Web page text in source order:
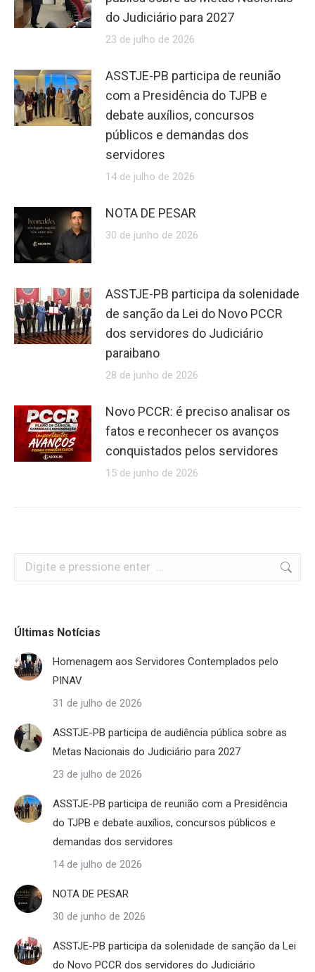
do Judiciário para 2027
23 de julho de 2026
ASSTJE-PB participa de reunião
com a Presidência do TJPB e
debate auxílios, concursos
públicos e demandas dos
servidores
14 de julho de 2026
NOTA DE PESAR
30 de junho de 2026
ASSTJE-PB participa da solenidade
de sanção da Lei do Novo PCCR
dos servidores do Judiciário
paraibano
28 de junho de 2026
Novo PCCR: é preciso analisar os
fatos e reconhecer os avanços
conquistados pelos servidores
15 de junho de 2026
Search:
Últimas Notícias
Homenagem aos Servidores Contemplados pelo
PINAV
31 de julho de 2026
ASSTJE-PB participa de audiência pública sobre as
Metas Nacionais do Judiciário para 2027
23 de julho de 2026
ASSTJE-PB participa de reunião com a Presidência
do TJPB e debate auxílios, concursos públicos e
demandas dos servidores
14 de julho de 2026
NOTA DE PESAR
30 de junho de 2026
ASSTJE-PB participa da solenidade de sanção da Lei
do Novo PCCR dos servidores do Judiciário